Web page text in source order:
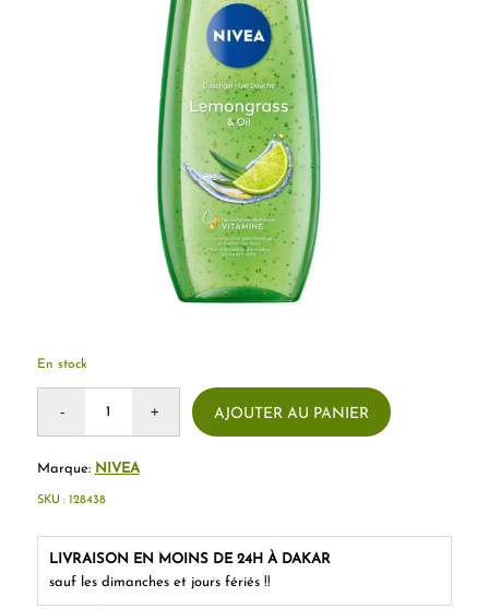
En stock
AJOUTER AU PANIER
Marque: NIVEA
LIVRAISON EN MOINS DE 24H À DAKAR
sauf les dimanches et jours fériés !!
SKU : 128438